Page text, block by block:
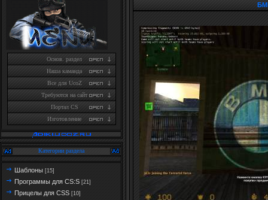
Основ. раздел
Наша каманда
Все для UcoZ
Требуются на сайт
Портал CS
Изготовление
Категории раздела
Шаблоны [15]
Программы для CS:S [21]
Прицелы для CSS [10]